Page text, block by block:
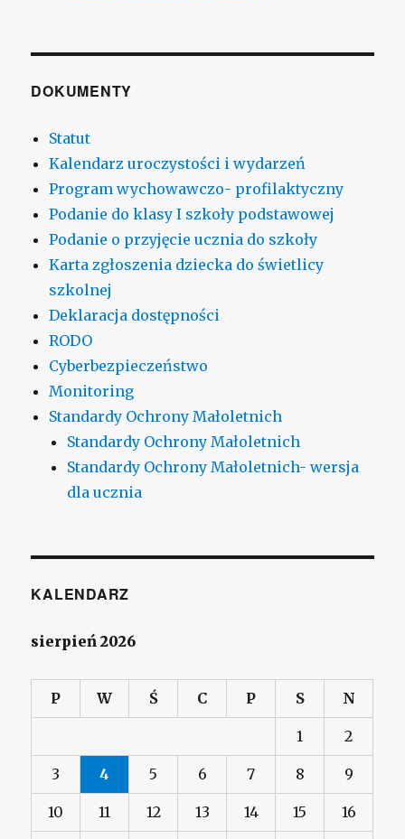
DOKUMENTY
Statut
Kalendarz uroczystości i wydarzeń
Program wychowawczo- profilaktyczny
Podanie do klasy I szkoły podstawowej
Podanie o przyjęcie ucznia do szkoły
Karta zgłoszenia dziecka do świetlicy
szkolnej
Deklaracja dostępności
RODO
Cyberbezpieczeństwo
Monitoring
Standardy Ochrony Małoletnich
Standardy Ochrony Małoletnich
Standardy Ochrony Małoletnich- wersja
dla ucznia
KALENDARZ
sierpień 2026
P W Ś C P S N
1 2
3 4 5 6 7 8 9
10 11 12 13 14 15 16